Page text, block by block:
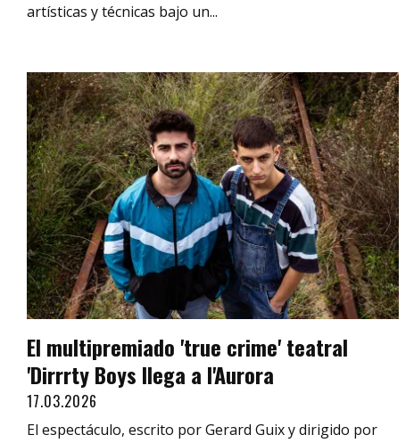
artísticas y técnicas bajo un...
El multipremiado 'true crime' teatral
'Dirrrty Boys llega a l'Aurora
17.03.2026
El espectáculo, escrito por Gerard Guix y dirigido por